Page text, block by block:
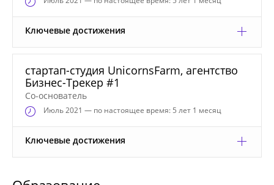
Ключевые достижения
стартап-студия UnicornsFarm, агентство
Бизнес-Трекер #1
Со-основатель
Июль2021 — по настоящее время: 5 лет 1 месяц
Ключевые достижения